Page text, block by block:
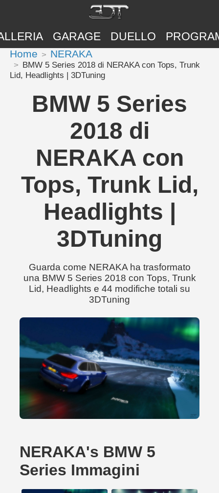
GARAGE DUELLO
Home NERAKA
BMW 5 Series 2018 di NERAKA con Tops, Trunk
Lid, Headlights | 3DTuning
BMW 5 Series
2018 di
NERAKA con
Tops, Trunk Lid,
Headlights |
3DTuning
Guarda come NERAKA ha trasformato
una BMW 5 Series 2018 con Tops, Trunk
Lid, Headlights e 44 modifiche totali su
3DTuning
NERAKA's BMW 5
Series Immagini